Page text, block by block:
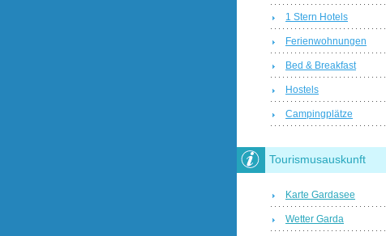
1 Stern Hotels
Ferienwohnungen
Bed & Breakfast
Hostels
Campingplätze
Tourismusauskunft
Karte Gardasee
Wetter Garda